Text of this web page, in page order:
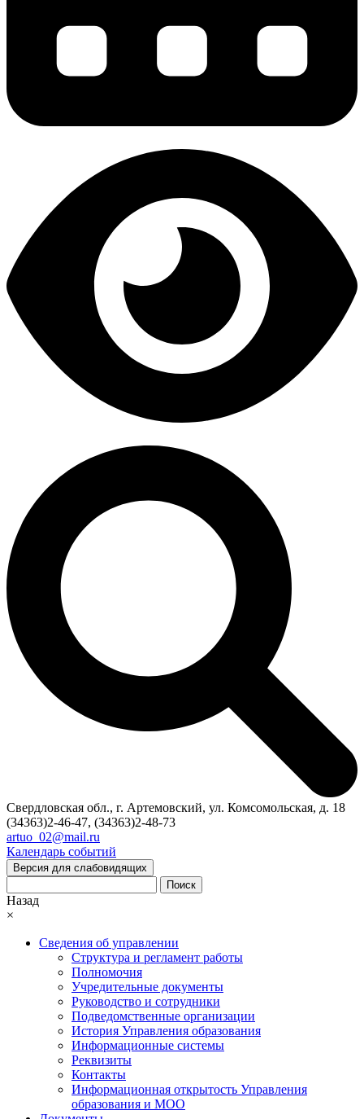
Свердловская обл., г. Артемовский, ул. Комсомольская, д. 18
(34363)2-46-47, (34363)2-48-73
artuo_02@mail.ru
Календарь событий
Версия для слабовидящих
Поиск
Назад
×
Сведения об управлении
Структура и регламент работы
Полномочия
Учредительные документы
Руководство и сотрудники
Подведомственные организации
История Управления образования
Информационные системы
Реквизиты
Контакты
Информационная открытость Управления
образования и МОО